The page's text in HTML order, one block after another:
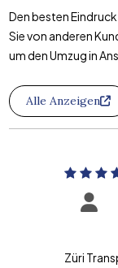
Den besten
Sie von anderen
um den Umzug in
Alle Anzeigen
Züri Transporte